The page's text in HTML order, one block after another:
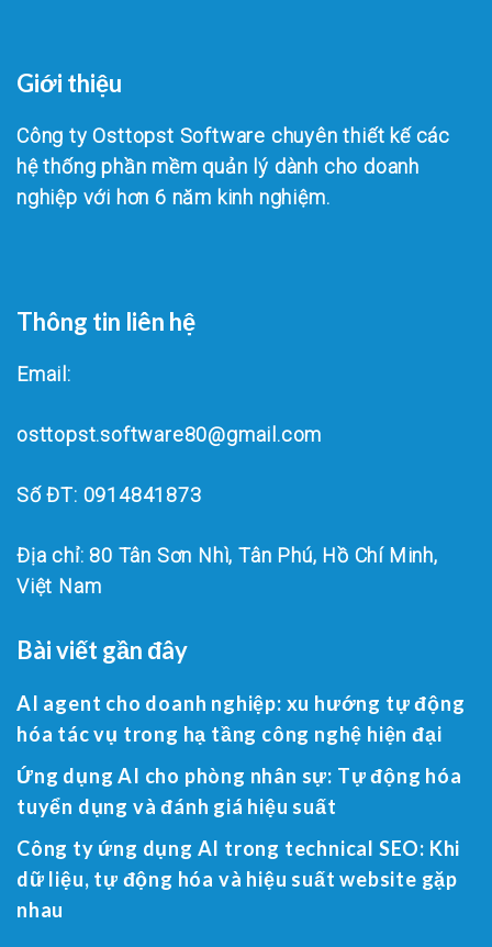
Giới thiệu
Công ty Osttopst Software chuyên thiết kế các
hệ thống phần mềm quản lý dành cho doanh
nghiệp với hơn 6 năm kinh nghiệm.
Thông tin liên hệ
Email:
osttopst.software80@gmail.com
Số ĐT: 0914841873
Địa chỉ: 80 Tân Sơn Nhì, Tân Phú, Hồ Chí Minh,
Việt Nam
Bài viết gần đây
AI agent cho doanh nghiệp: xu hướng tự động
hóa tác vụ trong hạ tầng công nghệ hiện đại
Ứng dụng AI cho phòng nhân sự: Tự động hóa
tuyển dụng và đánh giá hiệu suất
Công ty ứng dụng AI trong technical SEO: Khi
dữ liệu, tự động hóa và hiệu suất website gặp
nhau